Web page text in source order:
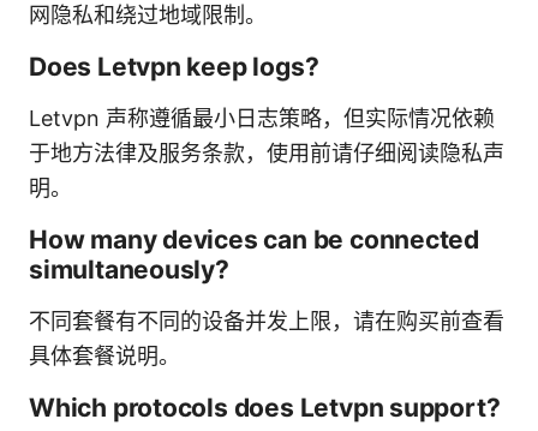
网隐私和绕过地域限制。
Does Letvpn keep logs?
Letvpn 声称遵循最小日志策略，但实际情况依赖
于地方法律及服务条款，使用前请仔细阅读隐私声
明。
How many devices can be connected
simultaneously?
不同套餐有不同的设备并发上限，请在购买前查看
具体套餐说明。
Which protocols does Letvpn support?